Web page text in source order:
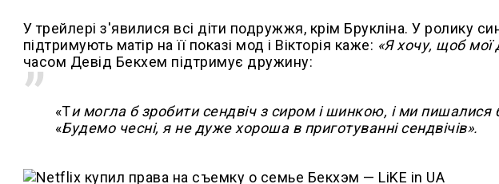
У трейлері з'явилися всі діти подружжя, крім Брукліна. У ролику
підтримують матір на її показі мод і Вікторія каже: «Я хочу, щоб
часом Девід Бекхем підтримує дружину:
«Ти могла б зробити сендвіч з сиром і шинкою, і ми пишалися
«Будемо чесні, я не дуже хороша в приготуванні сендвічів».